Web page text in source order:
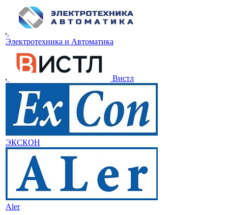
Электротехника и Автоматика
Вистл
ЭКСКОН
Aler